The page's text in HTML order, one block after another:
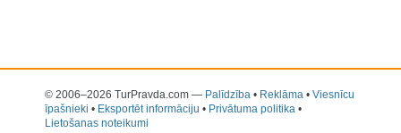
© 2006–2026 TurPravda.com — Palīdzība • Reklāma • Viesnīcu
īpašnieki • Eksportēt informāciju • Privātuma politika •
Lietošanas noteikumi